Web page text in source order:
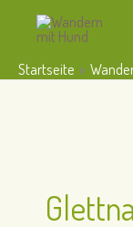
Startseite